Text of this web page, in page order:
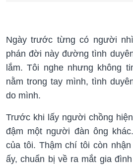
Ngày trước từng có người
phán đời này đường tình
lắm. Tôi nghe nhưng không
nằm trong tay mình, tình
do mình.
Trước khi lấy người chồng
đậm một người đàn ông
của tôi. Thậm chí tôi còn
ấy, chuẩn bị về ra mắt gia